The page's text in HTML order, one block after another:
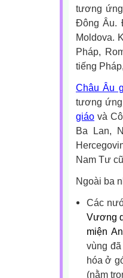
tương
Đông Âu.
Moldova.
Pháp,
tiếng
Châu Âu
tương
giáo và
Ba Lan,
Nam Tư
Ngoài ba
Các
Vương
miện
vùng
hóa ở
(nằm